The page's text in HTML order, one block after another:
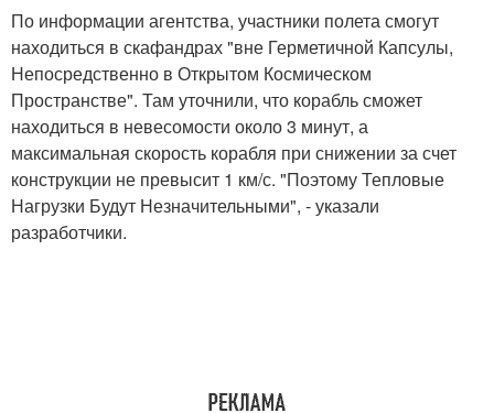
По информации агентства, участники полета смогут
находиться в скафандрах "вне Герметичной Капсулы,
Непосредственно в Открытом Космическом
Пространстве". Там уточнили, что корабль сможет
находиться в невесомости около 3 минут, а
максимальная скорость корабля при снижении за счет
конструкции не превысит 1 км/с. "Поэтому Тепловые
Нагрузки Будут Незначительными", - указали
разработчики.